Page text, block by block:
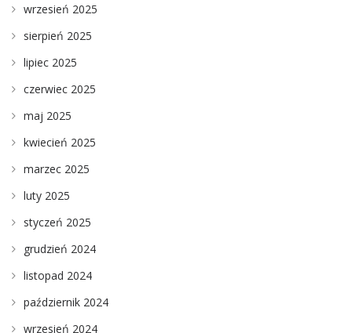
wrzesień 2025
sierpień 2025
lipiec 2025
czerwiec 2025
maj 2025
kwiecień 2025
marzec 2025
luty 2025
styczeń 2025
grudzień 2024
listopad 2024
październik 2024
wrzesień 2024